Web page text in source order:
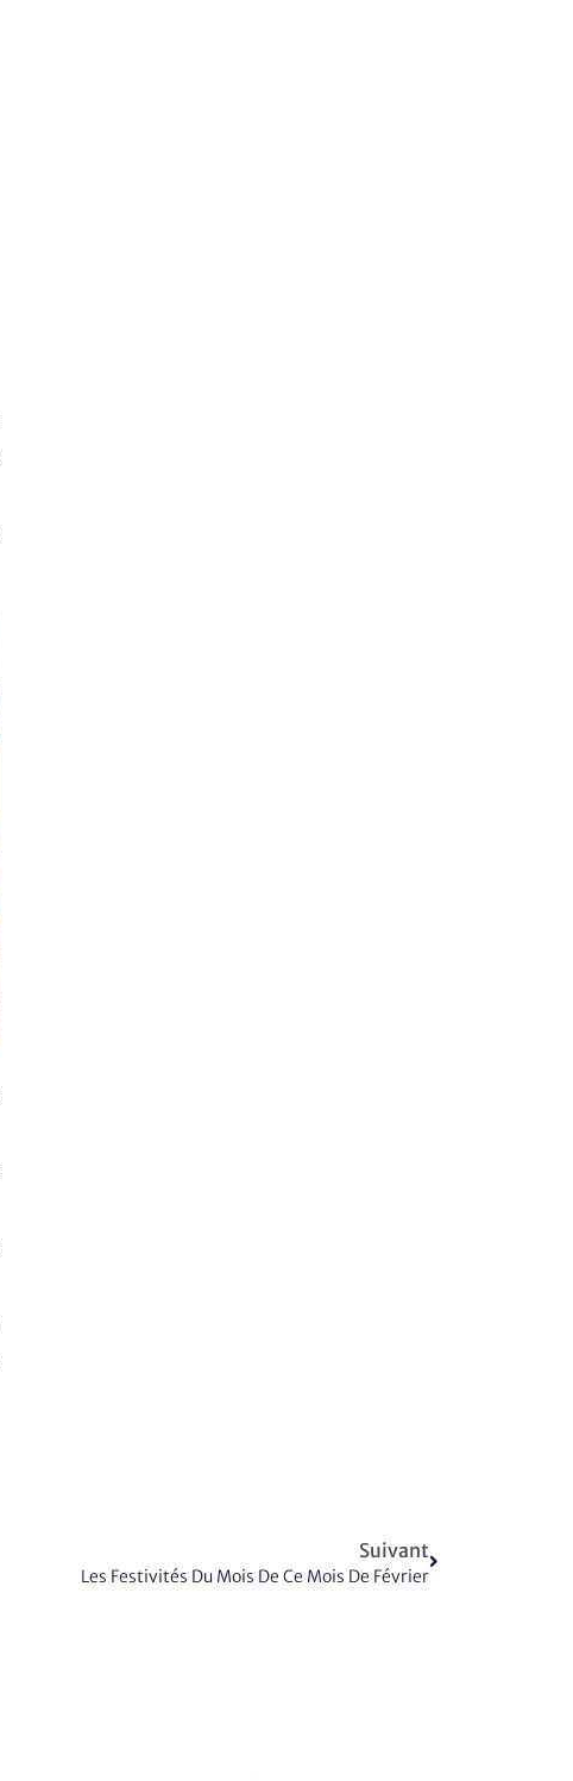
Suivant
Les Festivités Du Mois De Ce Mois De Février